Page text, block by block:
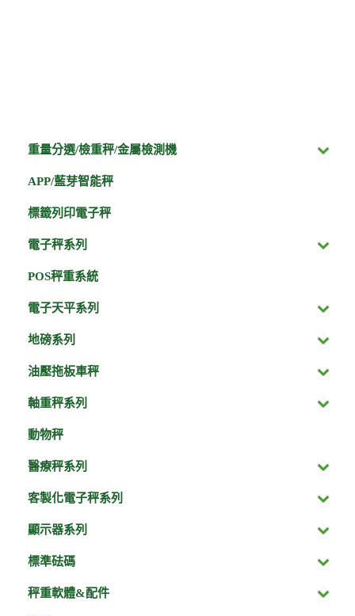
重量分選/檢重秤/金屬檢測機
APP/藍芽智能秤
標籤列印電子秤
電子秤系列
POS秤重系統
電子天平系列
地磅系列
油壓拖板車秤
軸重秤系列
動物秤
醫療秤系列
客製化電子秤系列
顯示器系列
標準砝碼
秤重軟體&配件